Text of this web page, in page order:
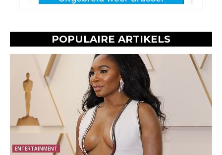
POPULAIRE ARTIKELS
ENTERTAINMENT